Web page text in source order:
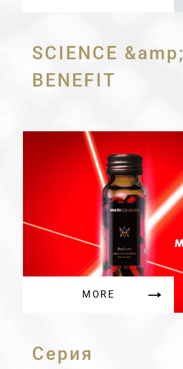
SCIENCE &amp;
BENEFIT
MORE
Серия